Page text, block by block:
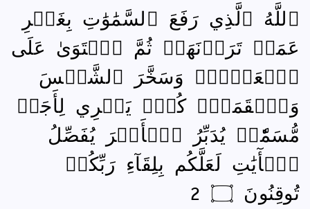
ٱللَّهُ ٱلَّذِي رَفَعَ ٱلسَّمَٰوَٰتِ بِغَيۡرِ
عَمَدٖ تَرَوۡنَهَاۖ ثُمَّ ٱسۡتَوَىٰ عَلَى
ٱلۡعَرۡشِۖ وَسَخَّرَ ٱلشَّمۡسَ
وَٱلۡقَمَرَۖ كُلّٞ يَجۡرِي لِأَجَلٖ
مُّسَمّٗىۚ يُدَبِّرُ ٱلۡأَمۡرَ يُفَصِّلُ
ٱلۡأٓيَٰتِ لَعَلَّكُم بِلِقَآءِ رَبِّكُمۡ
تُوقِنُونَ ۝ 2